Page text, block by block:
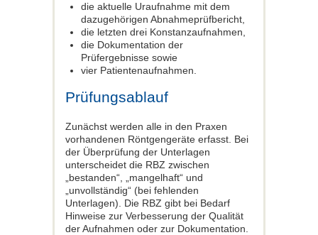
die aktuelle Uraufnahme mit dem
dazugehörigen Abnahmeprüfbericht,
die letzten drei Konstanzaufnahmen,
die Dokumentation der
Prüfergebnisse sowie
vier Patientenaufnahmen.
Prüfungsablauf
Zunächst werden alle in den Praxen
vorhandenen Röntgengeräte erfasst. Bei
der Überprüfung der Unterlagen
unterscheidet die RBZ zwischen
„bestanden“, „mangelhaft“ und
„unvollständig“ (bei fehlenden
Unterlagen). Die RBZ gibt bei Bedarf
Hinweise zur Verbesserung der Qualität
der Aufnahmen oder zur Dokumentation.